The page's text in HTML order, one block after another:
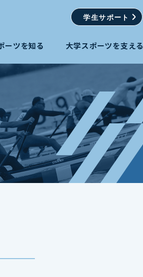
学生サポート
ーツを知る 大学スポーツを支える